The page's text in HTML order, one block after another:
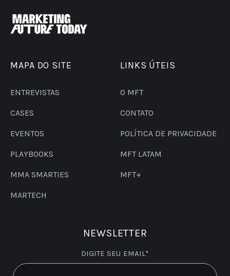
MAPA DO SITE
ENTREVISTAS
CASES
EVENTOS
PLAYBOOKS
MMA SMARTIES
MARTECH
LINKS ÚTEIS
O MFT
CONTATO
POLÍTICA DE PRIVACIDADE
MFT LATAM
MFT+
NEWSLETTER
DIGITE SEU EMAIL*